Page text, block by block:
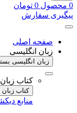
0 محصول 0 تومان
پیگیری سفارش
صفحه اصلی
زبان انگلیسی
زبان انگلیسی
کتاب
کتاب
منابع